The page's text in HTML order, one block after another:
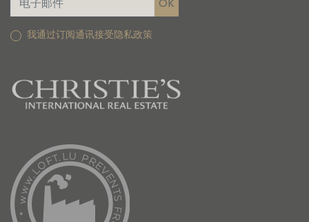
我通过订阅通讯接受隐私政策